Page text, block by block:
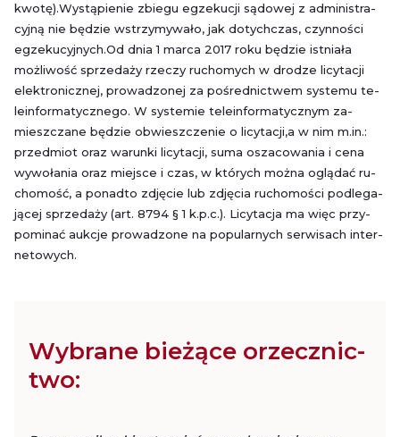
kwotę).Wy­stą­pie­nie zbie­gu eg­ze­ku­cji są­do­wej z ad­mi­ni­stra­
cyj­ną nie bę­dzie wstrzy­my­wa­ło, jak do­tych­czas, czyn­no­ści
eg­ze­ku­cyj­nych.Od dnia 1 marca 2017 roku bę­dzie ist­nia­ła
moż­li­wość sprze­da­ży rze­czy ru­cho­mych w dro­dze li­cy­ta­cji
elek­tro­nicz­nej, pro­wa­dzo­nej za po­śred­nic­twem sys­te­mu te­
le­in­for­ma­tycz­ne­go. W sys­te­mie te­le­in­for­ma­tycz­nym za­
miesz­cza­ne bę­dzie ob­wiesz­cze­nie o li­cy­ta­cji,a w nim m.​in.:
przed­miot oraz wa­run­ki li­cy­ta­cji, suma osza­co­wa­nia i cena
wy­wo­ła­nia oraz miej­sce i czas, w któ­rych można oglą­dać ru­
cho­mość, a po­nad­to zdję­cie lub zdję­cia ru­cho­mo­ści pod­le­ga­
ją­cej sprze­da­ży (art. 8794 § 1 k.p.c.). Li­cy­ta­cja ma więc przy­
po­mi­nać au­kcje pro­wa­dzo­ne na po­pu­lar­nych ser­wi­sach in­ter­
ne­to­wych.
Wy­bra­ne bie­żą­ce orzecz­nic­
two: